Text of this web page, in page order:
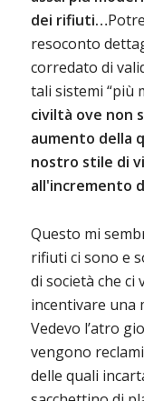
dei rifiuti…
resoconto
corredato di
tali sistemi “più
civiltà ove non
aumento della
nostro stile di
all'incremento
Questo mi
rifiuti ci sono e
di società che
incentivare una
Vedevo l’atro
vengono
delle quali